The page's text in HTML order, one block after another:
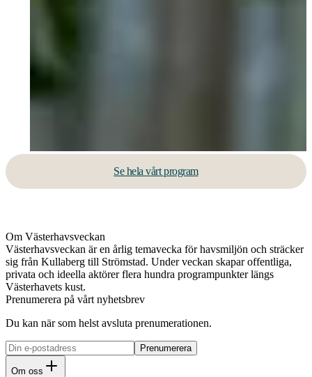
Se hela vårt program
Om Västerhavsveckan
Västerhavsveckan är en årlig temavecka för havsmiljön och sträcker
sig från Kullaberg till Strömstad. Under veckan skapar offentliga,
privata och ideella aktörer flera hundra programpunkter längs
Västerhavets kust.
Prenumerera på vårt nyhetsbrev
Du kan när som helst avsluta prenumerationen.
Om oss